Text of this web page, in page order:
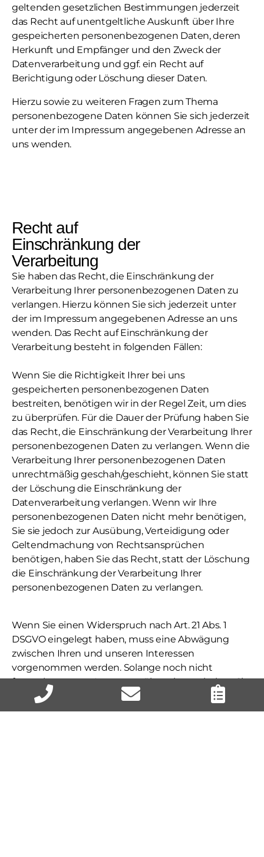
geltenden gesetzlichen Bestimmungen jederzeit
das Recht auf unentgeltliche Auskunft über Ihre
gespeicherten personenbezogenen Daten, deren
Herkunft und Empfänger und den Zweck der
Datenverarbeitung und ggf. ein Recht auf
Berichtigung oder Löschung dieser Daten.
Hierzu sowie zu weiteren Fragen zum Thema
personenbezogene Daten können Sie sich jederzeit
unter der im Impressum angegebenen Adresse an
uns wenden.
Recht auf
Einschränkung der
Verarbeitung
Sie haben das Recht, die Einschränkung der
Verarbeitung Ihrer personenbezogenen Daten zu
verlangen. Hierzu können Sie sich jederzeit unter
der im Impressum angegebenen Adresse an uns
wenden. Das Recht auf Einschränkung der
Verarbeitung besteht in folgenden Fällen:
Wenn Sie die Richtigkeit Ihrer bei uns
gespeicherten personenbezogenen Daten
bestreiten, benötigen wir in der Regel Zeit, um dies
zu überprüfen. Für die Dauer der Prüfung haben Sie
das Recht, die Einschränkung der Verarbeitung Ihrer
personenbezogenen Daten zu verlangen. Wenn die
Verarbeitung Ihrer personenbezogenen Daten
unrechtmäßig geschah/geschieht, können Sie statt
der Löschung die Einschränkung der
Datenverarbeitung verlangen. Wenn wir Ihre
personenbezogenen Daten nicht mehr benötigen,
Sie sie jedoch zur Ausübung, Verteidigung oder
Geltendmachung von Rechtsansprüchen
benötigen, haben Sie das Recht, statt der Löschung
die Einschränkung der Verarbeitung Ihrer
personenbezogenen Daten zu verlangen.
Wenn Sie einen Widerspruch nach Art. 21 Abs. 1
DSGVO eingelegt haben, muss eine Abwägung
zwischen Ihren und unseren Interessen
vorgenommen werden. Solange noch nicht
feststeht, wessen Interessenüberwiegen, haben Sie
das Recht, die Einschränkung der Verarbeitung Ihrer
personenbezogenen Daten zu verlangen.